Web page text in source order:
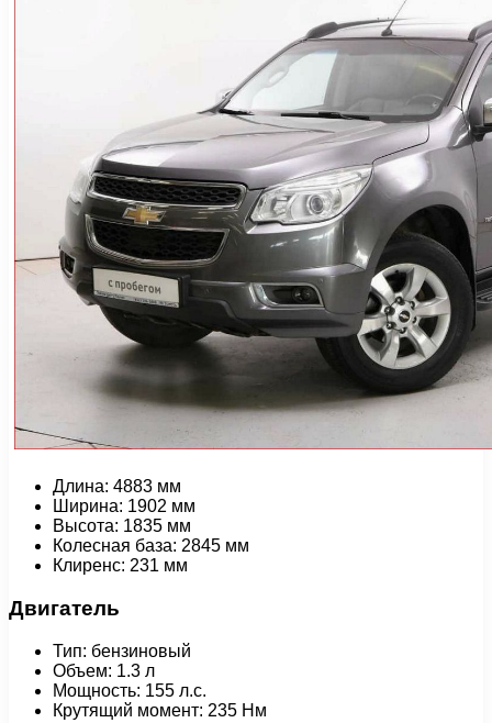
Длина: 4883 мм
Ширина: 1902 мм
Высота: 1835 мм
Колесная база: 2845 мм
Клиренс: 231 мм
Двигатель
Тип: бензиновый
Объем: 1.3 л
Мощность: 155 л.с.
Крутящий момент: 235 Нм